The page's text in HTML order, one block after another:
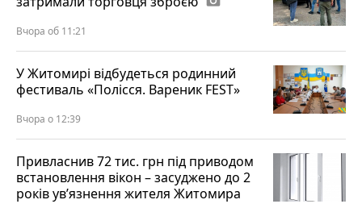
Вчора об 11:21
У Житомирі відбудеться родинний
фестиваль «Полісся. Вареник FEST»
Вчора о 12:39
Привласнив 72 тис. грн під приводом
встановлення вікон – засуджено до 2
років ув’язнення жителя Житомира